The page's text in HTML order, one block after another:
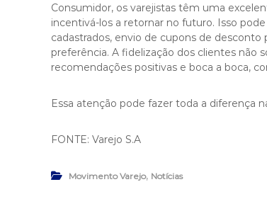
Consumidor, os varejistas têm uma
incentivá-los a retornar no futuro. Isso
cadastrados, envio de cupons de
preferência. A fidelização dos clientes não
recomendações positivas e boca a boca,
Essa atenção pode fazer toda a diferença
FONTE: Varejo S.A
Movimento Varejo, Notícias